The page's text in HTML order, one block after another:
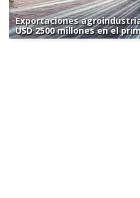
Exportaciones
USD 2500 millones en el